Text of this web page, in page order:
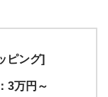
ピング]
3万円～